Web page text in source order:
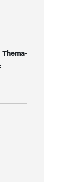
Thema-